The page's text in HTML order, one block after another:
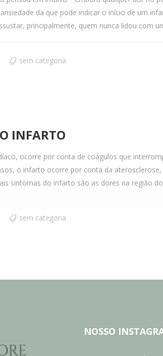
da que pode indicar o início de um
principalmente, quem nunca lidou com
sem categoria
INFARTO
ocorre por conta de coágulos que
o infarto ocorre por conta da
sintomas do infarto são as dores na região
sem categoria
NOSSO